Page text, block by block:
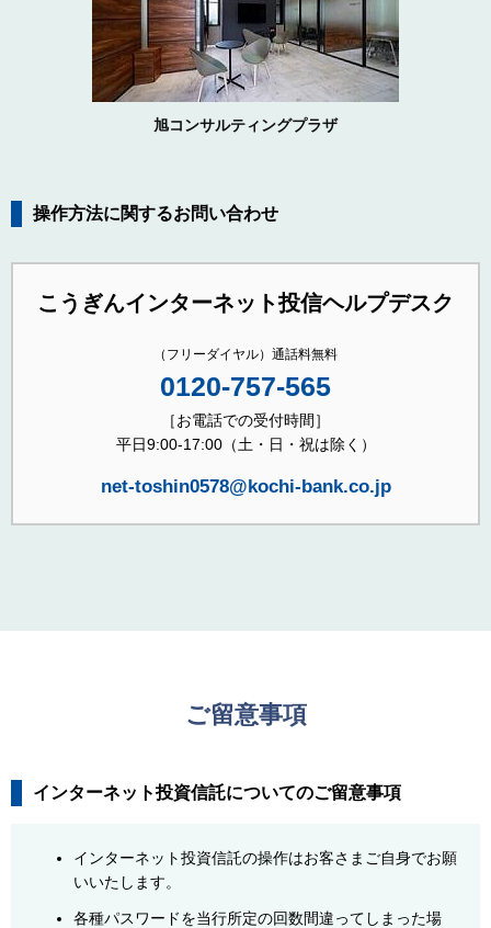
旭コンサルティングプラザ
操作方法に関するお問い合わせ
こうぎんインターネット投信ヘルプデスク
（フリーダイヤル）通話料無料
0120-757-565
［お電話での受付時間］
平日9:00-17:00（土・日・祝は除く）
net-toshin0578@kochi-bank.co.jp
ご留意事項
インターネット投資信託についてのご留意事項
インターネット投資信託の操作はお客さまご自身でお願
いいたします。
各種パスワードを当行所定の回数間違ってしまった場